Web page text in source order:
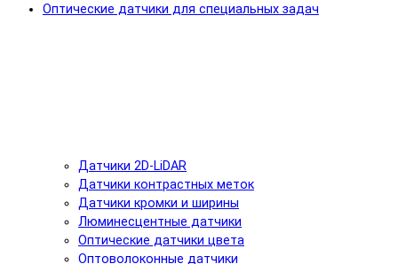
Оптические датчики для специальных задач
Датчики 2D-LiDAR
Датчики контрастных меток
Датчики кромки и ширины
Люминесцентные датчики
Оптические датчики цвета
Оптоволоконные датчики